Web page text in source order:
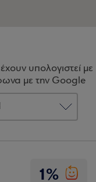
υπολογιστεί με
με την Google
1%